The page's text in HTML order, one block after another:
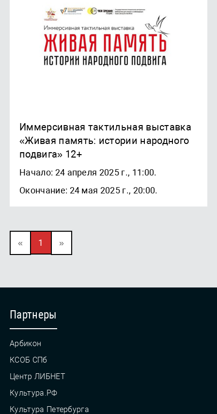
Иммерсивная тактильная выставка
«Живая память: истории народного
подвига» 12+
Начало: 24 апреля 2025 г., 11:00.
Окончание: 24 мая 2025 г., 20:00.
« 1 »
Партнеры
Арбикон
КСОБ СПб
Центр ЛИБНЕТ
Культура.РФ
Культура Петербурга